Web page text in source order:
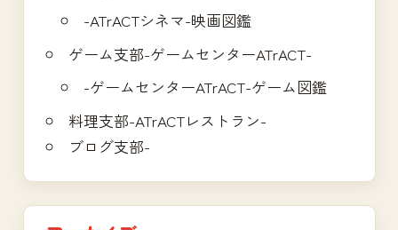
-ATrACTシネマ-映画図鑑
ゲーム支部-ゲームセンターATrACT-
-ゲームセンターATrACT-ゲーム図鑑
料理支部-ATrACTレストラン-
ブログ支部-